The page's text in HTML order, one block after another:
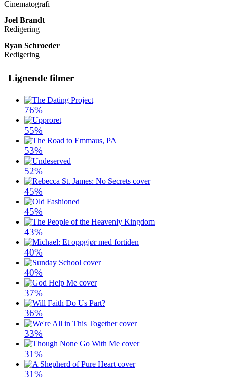
Cinematografi
Joel Brandt
Redigering
Ryan Schroeder
Redigering
Lignende filmer
76%
55%
53%
52%
45%
45%
43%
40%
40%
37%
36%
33%
31%
31%